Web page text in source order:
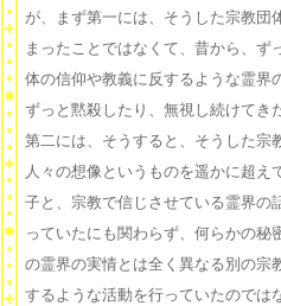
が、まず第一には、そうした宗教団
まったことではなくて、昔から、ず
体の信仰や教義に反するような霊界
ずっと黙殺したり、無視し続けてき
第二には、そうすると、そうした宗
人々の想像というものを遥かに超え
子と、宗教で信じさせている霊界の
っていたにも関わらず、何らかの秘
の霊界の実情とは全く異なる別の宗
するような活動を行っていたのでは